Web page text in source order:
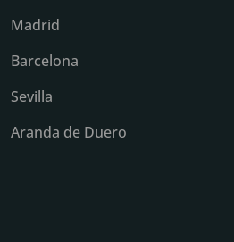
Madrid
Barcelona
Sevilla
Aranda de Duero